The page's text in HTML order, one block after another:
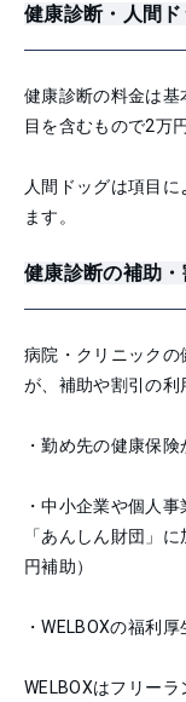
健康診断・人間
健康診断の料金は
目を含むもので2万
人間ドッグは項目
ます。
健康診断の補助・
病院・クリニック
が、補助や割引の利
・勤め先の健康保
・中小企業や個人
「あんしん財団」
円補助）
・WELBOXの福利
WELBOXはフリー